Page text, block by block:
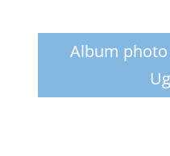
Album photo